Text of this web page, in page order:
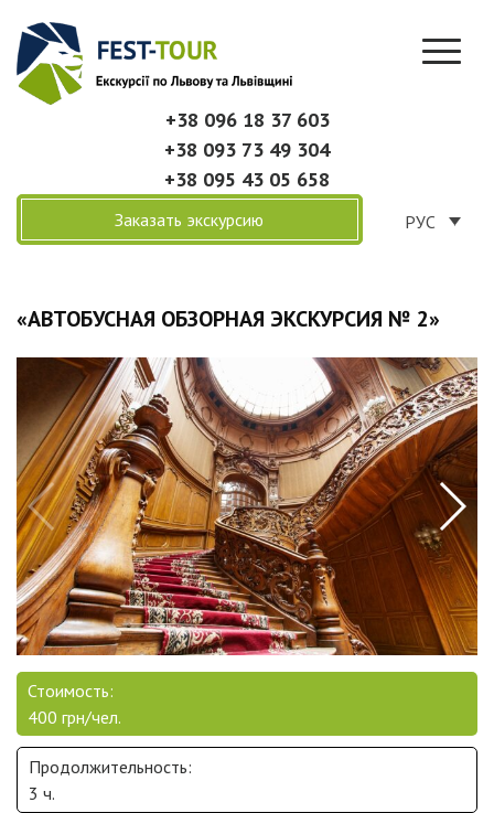
+38 096 18 37 603
+38 093 73 49 304
+38 095 43 05 658
РУС
Заказать экскурсию
«АВТОБУСНАЯ ОБЗОРНАЯ ЭКСКУРСИЯ № 2»
Стоимость:
400 грн/чел.
Продолжительность:
3 ч.